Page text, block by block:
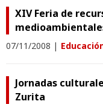
XIV Feria de
07/11/2008 |
Jornadas
Zurita